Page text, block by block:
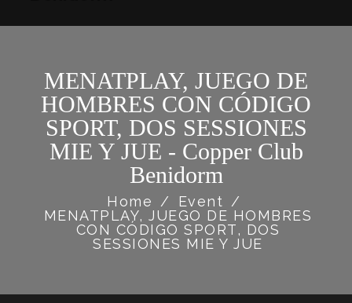
MENATPLAY, JUEGO DE
HOMBRES CON CÓDIGO
SPORT, DOS SESSIONES
MIE Y JUE - Copper Club
Benidorm
Home / Event /
MENATPLAY, JUEGO DE HOMBRES
CON CÓDIGO SPORT, DOS
SESSIONES MIE Y JUE